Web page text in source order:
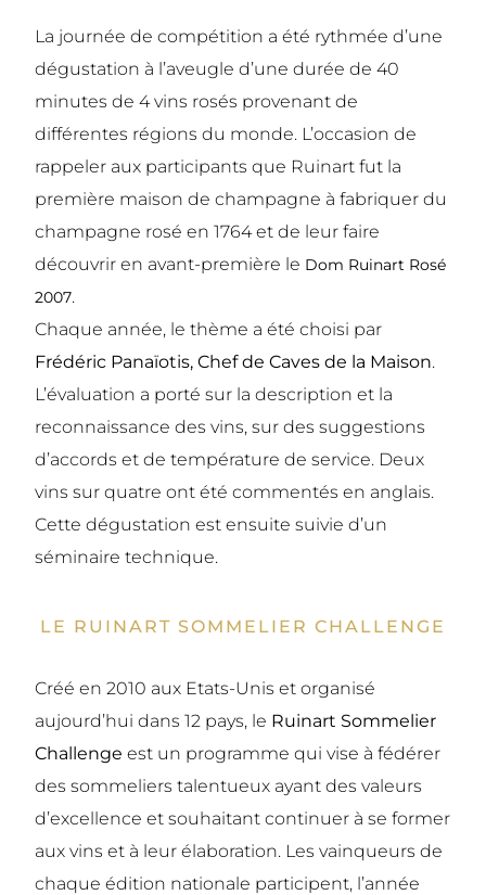
La journée de compétition a été rythmée d’une
dégustation à l’aveugle d’une durée de 40
minutes de 4 vins rosés provenant de
différentes régions du monde. L’occasion de
rappeler aux participants que Ruinart fut la
première maison de champagne à fabriquer du
champagne rosé en 1764 et de leur faire
découvrir en avant-première le Dom Ruinart Rosé
2007.
Chaque année, le thème a été choisi par
Frédéric Panaïotis, Chef de Caves de la Maison.
L’évaluation a porté sur la description et la
reconnaissance des vins, sur des suggestions
d’accords et de température de service. Deux
vins sur quatre ont été commentés en anglais.
Cette dégustation est ensuite suivie d’un
séminaire technique.
LE RUINART SOMMELIER CHALLENGE
Créé en 2010 aux Etats-Unis et organisé
aujourd’hui dans 12 pays, le Ruinart Sommelier
Challenge est un programme qui vise à fédérer
des sommeliers talentueux ayant des valeurs
d’excellence et souhaitant continuer à se former
aux vins et à leur élaboration. Les vainqueurs de
chaque édition nationale participent, l’année